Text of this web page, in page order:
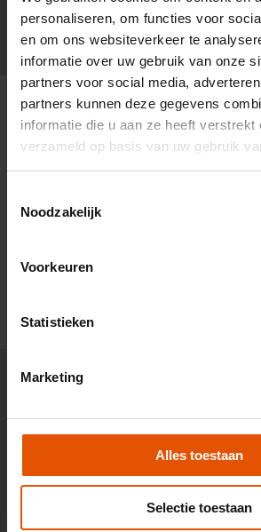
personaliseren, om functies voor
en om ons websiteverkeer te
informatie over uw gebruik van onze
partners voor social media,
partners kunnen deze gegevens
informatie die u aan ze heeft verstrekt
verzameld op basis van uw gebruik
Noodzakelijk
Voorkeuren
Statistieken
Marketing
Alles toestaan
Selectie toestaan
0341-760088 Neem contact
Hard ingezet om een oplossing te
vinden ondanks dat ik een starter
ben. Zeer professionele houding en
behulpzaam. Dank je wel Jaap.